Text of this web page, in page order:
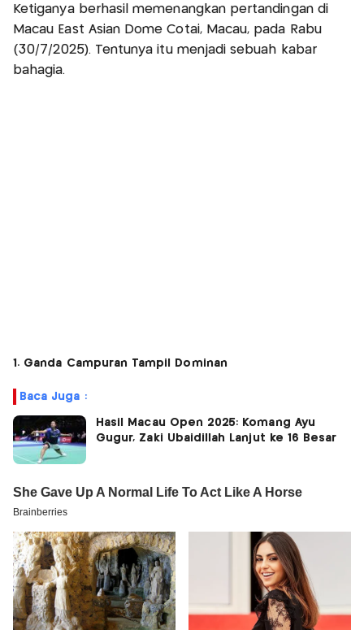
Ketiganya berhasil memenangkan pertandingan di
Macau East Asian Dome Cotai, Macau, pada Rabu
(30/7/2025). Tentunya itu menjadi sebuah kabar
bahagia.
1. Ganda Campuran Tampil Dominan
Baca Juga :
Hasil Macau Open 2025: Komang Ayu
Gugur, Zaki Ubaidillah Lanjut ke 16 Besar